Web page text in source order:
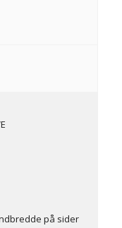
på sider